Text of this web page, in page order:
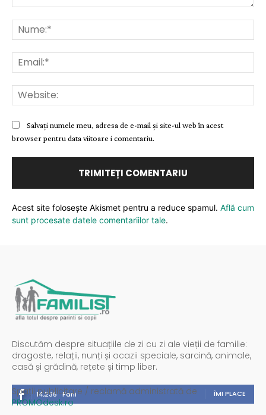
Salvați numele meu, adresa de e-mail și site-ul web în acest
browser pentru data viitoare i comentariu.
Acest site folosește Akismet pentru a reduce spamul. Află cum
sunt procesate datele comentariilor tale.
Discutăm despre situațiile de zi cu zi ale vieții de familie:
dragoste, relații, nunți și ocazii speciale, sarcină, animale,
casă și grădină, rețete și timp liber.
14,235 Fani ÎMI PLACE
Spații publicitare / reclamă administrată de
PROMOdesk.ro